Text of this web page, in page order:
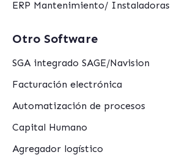
ERP Mantenimiento/ Instaladoras
Otro Software
SGA integrado SAGE/Navision
Facturación electrónica
Automatización de procesos
Capital Humano
Agregador logístico